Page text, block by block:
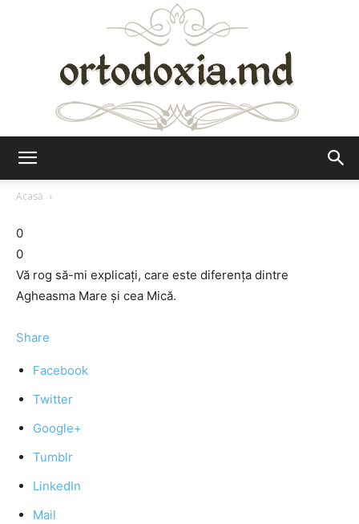
Acasă
0
0
Vă rog să-mi explicaţi, care este diferenţa dintre
Agheasma Mare şi cea Mică.
Share
Facebook
Twitter
Google+
Tumblr
LinkedIn
Mail